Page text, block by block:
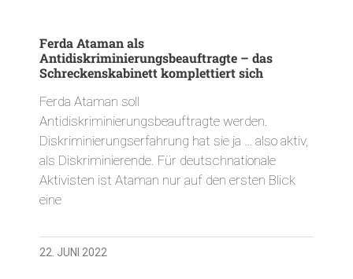
Ferda Ataman als
Antidiskriminierungsbeauftragte – das
Schreckenskabinett komplettiert sich
Ferda Ataman soll
Antidiskriminierungsbeauftragte werden.
Diskriminierungserfahrung hat sie ja … also aktiv,
als Diskriminierende. Für deutschnationale
Aktivisten ist Ataman nur auf den ersten Blick
eine
22. JUNI 2022